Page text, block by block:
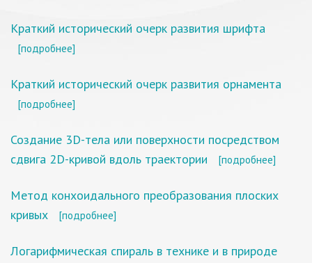
Краткий исторический очерк развития шрифта
[подробнее]
Краткий исторический очерк развития орнамента
[подробнее]
Создание 3D-тела или поверхности посредством
сдвига 2D-кривой вдоль траектории
[подробнее]
Метод конхоидального преобразования плоских
кривых
[подробнее]
Логарифмическая спираль в технике и в природе